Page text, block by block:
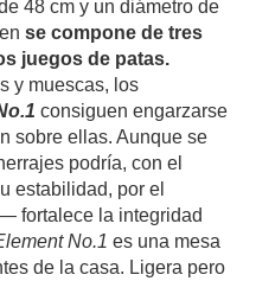
48 cm y un diámetro de
se compone de tres
juegos de patas.
y muescas, los
consiguen engarzarse
sobre ellas. Aunque se
podría, con el
estabilidad, por el
fortalece la integridad
No.1 es una mesa
de la casa. Ligera pero